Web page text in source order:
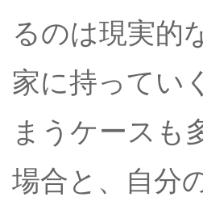
るのは現実的
家に持ってい
まうケースも
場合と、自分